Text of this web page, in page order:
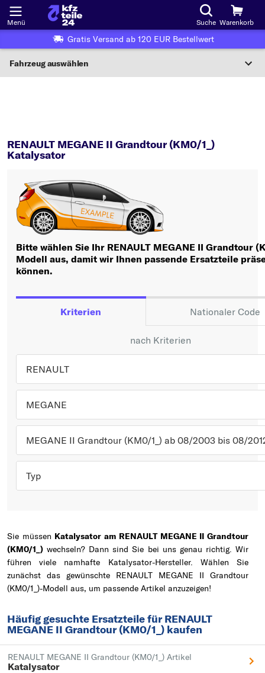
Menü Suche Warenkorb
Gratis Versand ab 120 EUR Bestellwert
Fahrzeug auswählen
Fahrzeug auswählen
Oder Fahrzeugauswahl nach Kriterien:
Hersteller wählen
Typ wählen
RENAULT MEGANE II Grandtour (KM0/1_)
Katalysator
Bitte wählen Sie Ihr RENAULT MEGANE II Grandtour
Modell aus, damit wir Ihnen passende Ersatzteile
können.
Kriterien Nationaler Code
nach Kriterien
RENAULT
MEGANE
MEGANE II Grandtour (KM0/1_) ab 08/2003 bis 08/
Typ
Sie müssen Katalysator am RENAULT MEGANE II Grandtour
(KM0/1_) wechseln? Dann sind Sie bei uns genau richtig. Wir
führen viele namhafte Katalysator-Hersteller. Wählen Sie
zunächst das gewünschte RENAULT MEGANE II Grandtour
(KM0/1_)-Modell aus, um passende Artikel anzuzeigen!
Häufig gesuchte Ersatzteile für RENAULT
MEGANE II Grandtour (KM0/1_) kaufen
RENAULT MEGANE II Grandtour (KM0/1_) Artikel
Katalysator